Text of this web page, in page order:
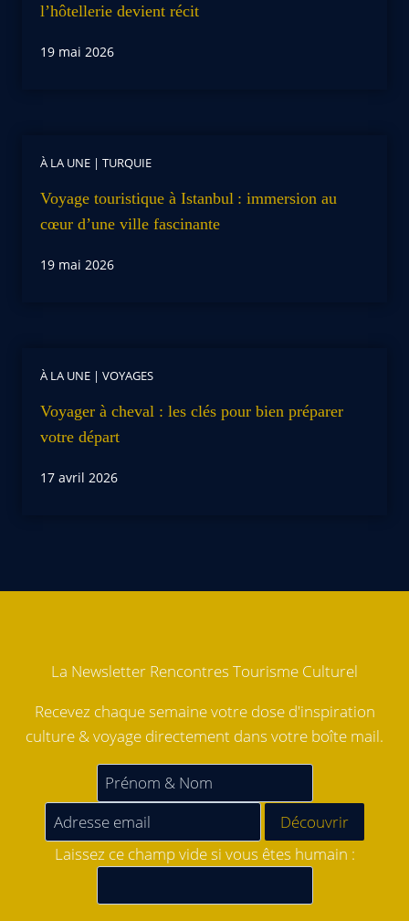
l’hôtellerie devient récit
19 mai 2026
À LA UNE | TURQUIE
Voyage touristique à Istanbul : immersion au
cœur d’une ville fascinante
19 mai 2026
À LA UNE | VOYAGES
Voyager à cheval : les clés pour bien préparer
votre départ
17 avril 2026
La Newsletter Rencontres Tourisme Culturel
Recevez chaque semaine votre dose d'inspiration
culture & voyage directement dans votre boîte mail.
Laissez ce champ vide si vous êtes humain :